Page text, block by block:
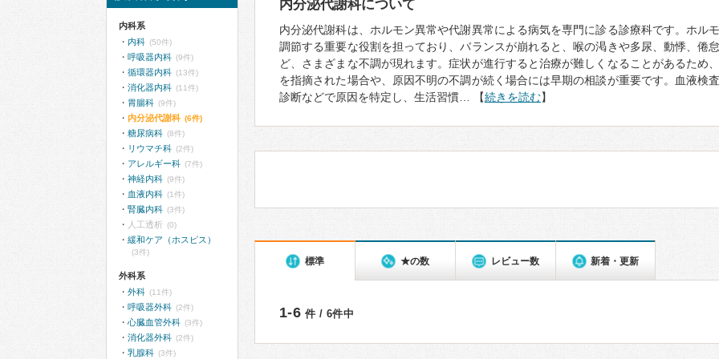
内分泌代謝科について
内分泌代謝科は、ホルモン異常や代謝異常による病気を専門に診る診療科です。ホル
調節する重要な役割を担っており、バランスが崩れると、喉の渇きや多尿、動悸、倦
ど、さまざまな不調が現れます。症状が進行すると治療が難しくなることがあるため
を指摘された場合や、原因不明の不調が続く場合には早期の相談が重要です。血液検
診断などで原因を特定し、生活習慣… 【続きを読む】
標準 ★の数 レビュー数 新着・更新
1-6 件 / 6件中
内科系
内科 (50件)
呼吸器内科 (9件)
循環器内科 (13件)
消化器内科 (11件)
胃腸科 (9件)
内分泌代謝科 (6件)
糖尿病科 (8件)
リウマチ科 (2件)
アレルギー科 (7件)
神経内科 (9件)
血液内科 (1件)
腎臓内科 (3件)
人工透析 (0)
緩和ケア（ホスピス）
(3件)
外科系
外科 (11件)
呼吸器外科 (2件)
心臓血管外科 (3件)
消化器外科 (2件)
乳腺科 (3件)